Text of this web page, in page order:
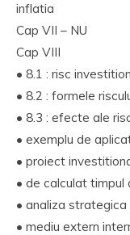
inflatia
Cap VII – NU
Cap VIII
• 8.1 : risc
• 8.2 : formele
• 8.3 : efecte ale
• exemplu de
• proiect
• de calculat timpul
• analiza strategica
• mediu extern